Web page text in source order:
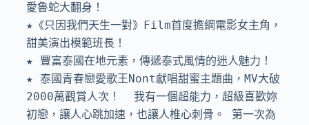
愛魯蛇大翻身！
★《只因我們天生一對》Film首度擔綱電影女主角，
甜美演出模範班長！
★ 豐富泰國在地元素，傳遞泰式風情的迷人魅力！
★ 泰國青春戀愛歌王Nont獻唱甜蜜主題曲，MV大破
2000萬觀賞人次！  我有一個超能力，超級喜歡妳
初戀，讓人心跳加速，也讓人椎心刺骨。 第一次為